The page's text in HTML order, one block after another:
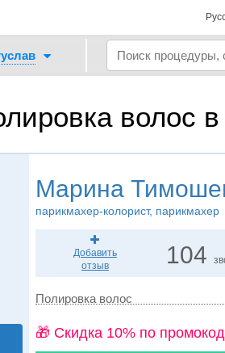
волос
Марина
парикмахер-колорист, парикмахер
Добавить
отзыв
104
Полировка волос
🎁 Cкидка 10% по